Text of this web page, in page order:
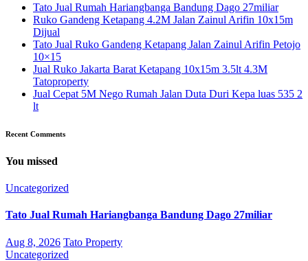
Tato Jual Rumah Hariangbanga Bandung Dago 27miliar
Ruko Gandeng Ketapang 4.2M Jalan Zainul Arifin 10x15m
Dijual
Tato Jual Ruko Gandeng Ketapang Jalan Zainul Arifin Petojo
10×15
Jual Ruko Jakarta Barat Ketapang 10x15m 3.5lt 4.3M
Tatoproperty
Jual Cepat 5M Nego Rumah Jalan Duta Duri Kepa luas 535 2
lt
Recent Comments
You missed
Uncategorized
Tato Jual Rumah Hariangbanga Bandung Dago 27miliar
Aug 8, 2026 Tato Property
Uncategorized